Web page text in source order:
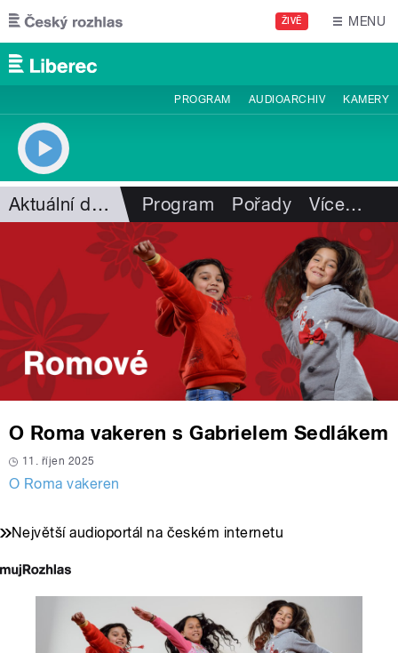
Přejít k hlavnímu obsahu
ŽIVĚ MENU
PROGRAM AUDIOARCHIV KAMERY
Aktuální dění Program Pořady Více…
O Roma vakeren s Gabrielem Sedlákem
11. říjen 2025
O Roma vakeren
Největší audioportál na českém internetu